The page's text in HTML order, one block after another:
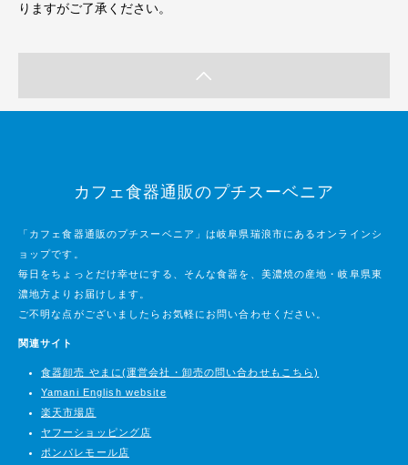
りますがご了承ください。
カフェ食器通販のプチスーベニア
「カフェ食器通販のプチスーベニア」は岐阜県瑞浪市にあるオンラインシ
ョップです。
毎日をちょっとだけ幸せにする、そんな食器を、美濃焼の産地・岐阜県東
濃地方よりお届けします。
ご不明な点がございましたらお気軽にお問い合わせください。
関連サイト
食器卸売 やまに(運営会社・卸売の問い合わせもこちら)
Yamani English website
楽天市場店
ヤフーショッピング店
ポンパレモール店